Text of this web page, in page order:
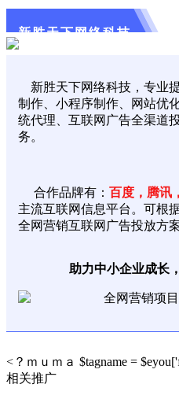
新胜天下网络科技
新胜天下网络科技，专业
制作、小程序制作、网站优
统代理、互联网广告全渠道
务。
合作品牌有： 百度，腾讯
主流互联网信息平台。可根
全网营销互联网广告投放方案
助力中小企业成长
<？ｍｕｍａ $tagname =
相关推广